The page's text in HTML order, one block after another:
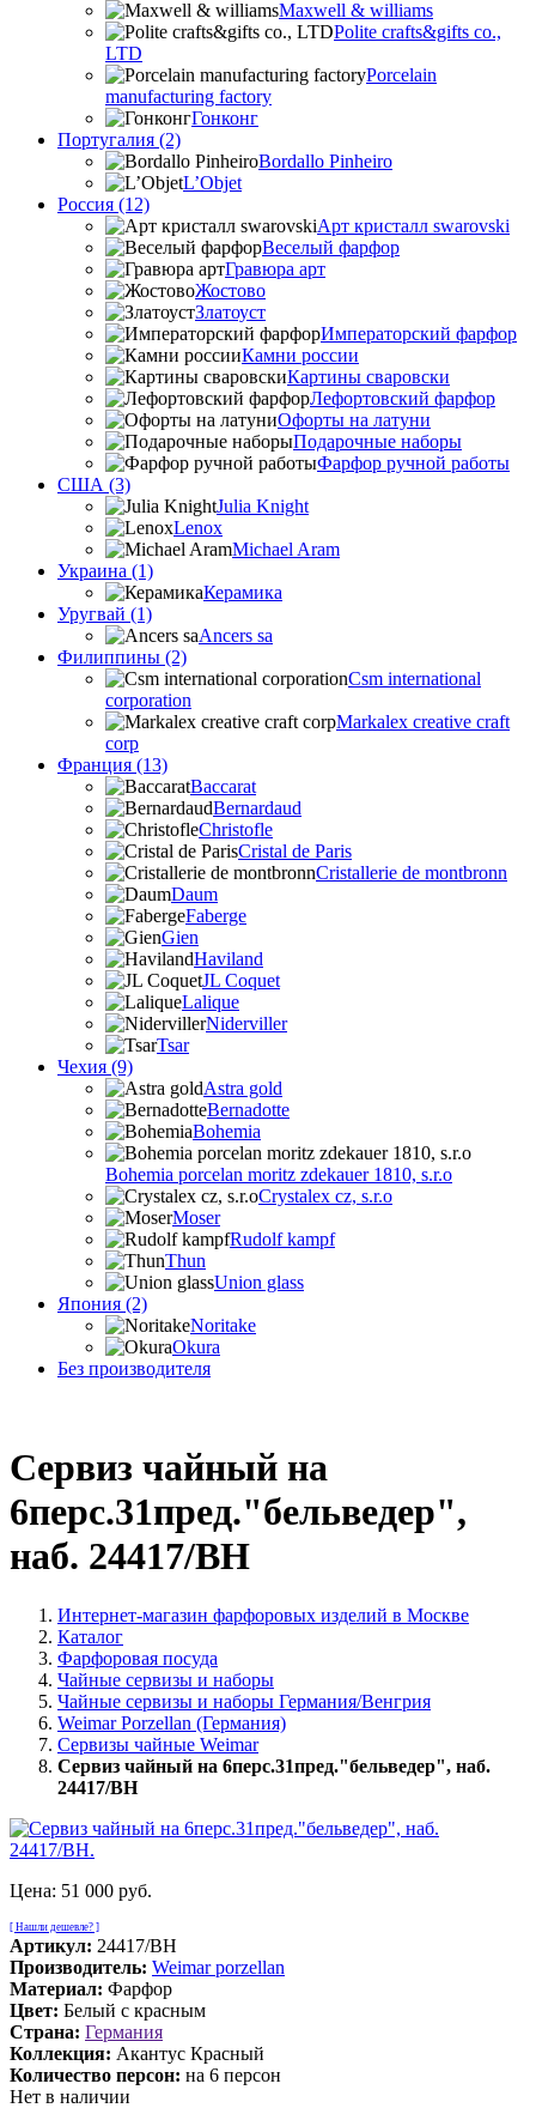
Maxwell & williams
Polite crafts&gifts co.,
LTD
Porcelain
manufacturing factory
Гонконг
Португалия (2)
Bordallo Pinheiro
L’Objet
Россия (12)
Арт кристалл swarovski
Веселый фарфор
Гравюра арт
Жостово
Златоуст
Императорский фарфор
Камни россии
Картины сваровски
Лефортовский фарфор
Офорты на латуни
Подарочные наборы
Фарфор ручной работы
США (3)
Julia Knight
Lenox
Michael Aram
Украина (1)
Керамика
Уругвай (1)
Ancers sa
Филиппины (2)
Csm international
corporation
Markalex creative craft
corp
Франция (13)
Baccarat
Bernardaud
Christofle
Cristal de Paris
Cristallerie de montbronn
Daum
Faberge
Gien
Haviland
JL Coquet
Lalique
Niderviller
Tsar
Чехия (9)
Astra gold
Bernadotte
Bohemia
Bohemia porcelan moritz zdekauer 1810, s.r.o
Crystalex cz, s.r.o
Moser
Rudolf kampf
Thun
Union glass
Япония (2)
Noritake
Okura
Без производителя
Сервиз чайный на
6перс.31пред."бельведер",
наб. 24417/BH
Интернет-магазин фарфоровых изделий в Москве
Каталог
Фарфоровая посуда
Чайные сервизы и наборы
Чайные сервизы и наборы Германия/Венгрия
Weimar Porzellan (Германия)
Сервизы чайные Weimar
Сервиз чайный на 6перс.31пред."бельведер", наб.
24417/BH
Цена: 51 000 руб.
[ Нашли дешевле? ]
Артикул: 24417/BH
Производитель: Weimar porzellan
Материал: Фарфор
Цвет: Белый с красным
Страна: Германия
Коллекция: Акантус Красный
Количество персон: на 6 персон
Нет в наличии